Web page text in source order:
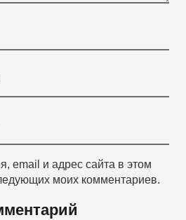
email и адрес сайта в этом
моих комментариев.